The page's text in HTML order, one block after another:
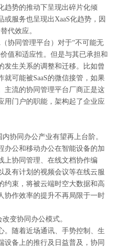
趋势的推动下呈现出碎片化倾
服务也呈现出XaaS化趋势，因
代效应。
协同管理平台）对于“不可能无
值和适应性。但是与其已承担和
发生关系的调整和迁移。比如曾
可能被SaaS的微信接管，如果
主流的协同管理平台厂商正是这
用门户的职能，架构起了企业应
协同办公产业有望再上台阶。
办公和移动办公在智能设备的加
上协同管理、在线文档协作编
及有计划的视频会议等在线云服
约束，将被云端时空大数据和高
协作效率的提升不再局限于一时
变协同办公模式。
。随着近场通讯、手势控制、生
设备上的推行及日益普及，协同